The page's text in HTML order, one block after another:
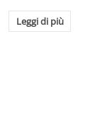
Leggi di più